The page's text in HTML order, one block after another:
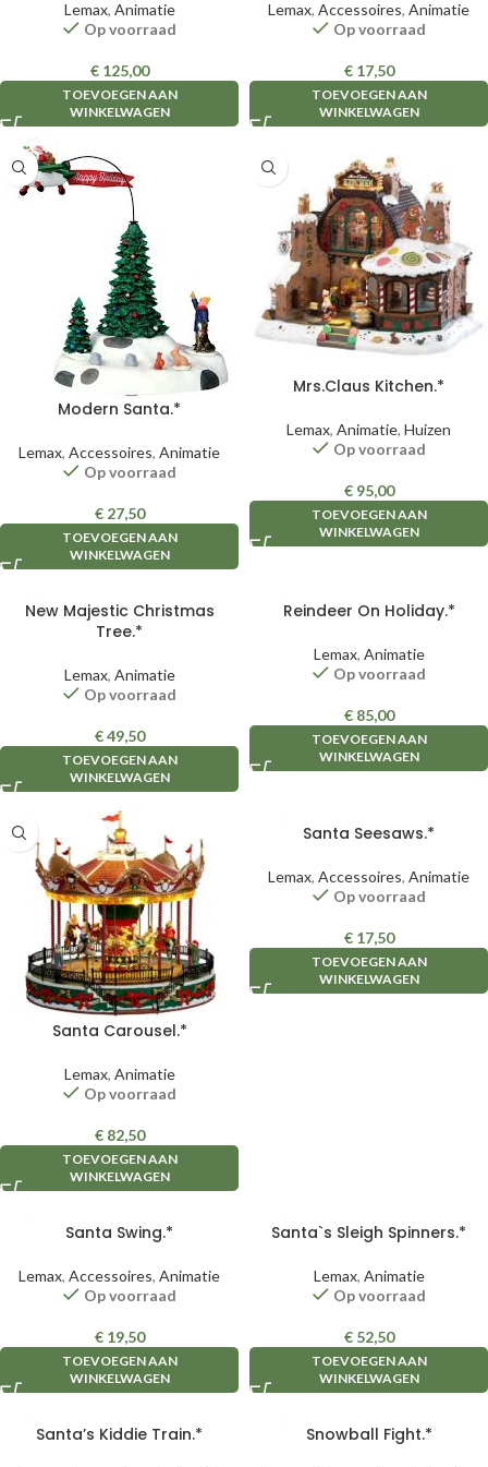
Lemax, Animatie
Op voorraad
€125,00
TOEVOEGEN AAN
WINKELWAGEN
Lemax, Accessoires, Animatie
Op voorraad
€17,50
TOEVOEGEN AAN
WINKELWAGEN
Modern Santa.*
Lemax, Accessoires, Animatie
Op voorraad
€27,50
TOEVOEGEN AAN
WINKELWAGEN
Mrs.Claus Kitchen.*
Lemax, Animatie, Huizen
Op voorraad
€95,00
TOEVOEGEN AAN
WINKELWAGEN
New Majestic Christmas
Tree.*
Lemax, Animatie
Op voorraad
€49,50
TOEVOEGEN AAN
WINKELWAGEN
Reindeer On Holiday.*
Lemax, Animatie
Op voorraad
€85,00
TOEVOEGEN AAN
WINKELWAGEN
Santa Carousel.*
Lemax, Animatie
Op voorraad
€82,50
TOEVOEGEN AAN
WINKELWAGEN
Santa Seesaws.*
Lemax, Accessoires, Animatie
Op voorraad
€17,50
TOEVOEGEN AAN
WINKELWAGEN
Santa Swing.*
Lemax, Accessoires, Animatie
Op voorraad
€19,50
TOEVOEGEN AAN
WINKELWAGEN
Santa`s Sleigh Spinners.*
Lemax, Animatie
Op voorraad
€52,50
TOEVOEGEN AAN
WINKELWAGEN
Santa’s Kiddie Train.* Snowball Fight.*